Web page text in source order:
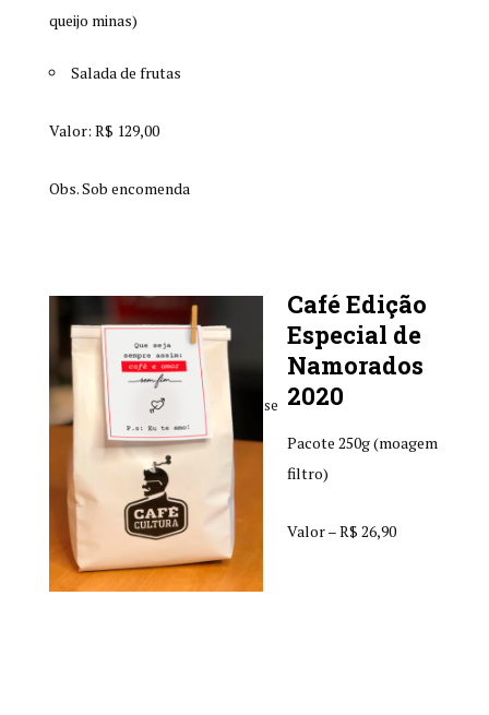
queijo minas)
Salada de frutas
Valor: R$ 129,00
Obs. Sob encomenda
Café Edição
Especial de
Namorados
2020
Pacote 250g (moagem
filtro)
Valor – R$ 26,90
close